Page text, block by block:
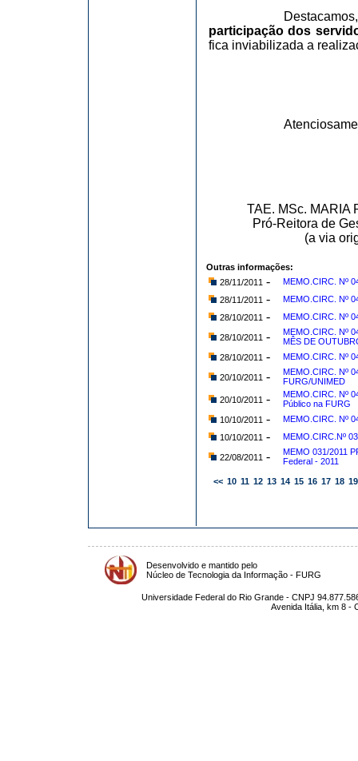
participação dos
fica inviabilizada a
TAE. MSc. MARIA
Pró-Reitora de
(a via
Outras informações:
28/11/2011 -
MEMO.CIRC. Nº
28/11/2011 -
MEMO.CIRC. Nº
28/10/2011 - MEMO.CIRC. Nº
28/10/2011 -
MEMO.CIRC. Nº
MÊS DE
28/10/2011 - MEMO.CIRC. Nº
20/10/2011 -
MEMO.CIRC. Nº
FURG/UNIMED
20/10/2011 -
MEMO.CIRC. Nº
Público na FURG
10/10/2011 -
MEMO.CIRC. Nº
10/10/2011 - MEMO.CIRC.Nº
22/08/2011 -
MEMO 031/2011
Federal - 2011
<< 10 11 12 13 14 15 16 17 18 19
Desenvolvido e mantido pelo
Núcleo de Tecnologia da Informação - FURG
Universidade Federal do Rio Grande - CNPJ
Avenida Itália, km 8 -